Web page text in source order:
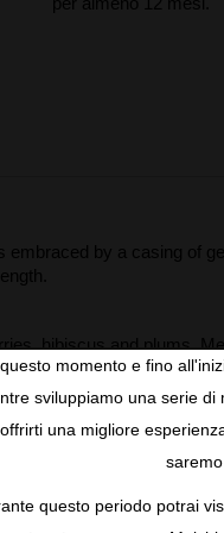
by a casing of
hibiscus and plums.
come i cookie per
sulla privacy
per
Consenso.
momento e fino
sviluppiamo una serie
offrirti una migliore
questo periodo potrai